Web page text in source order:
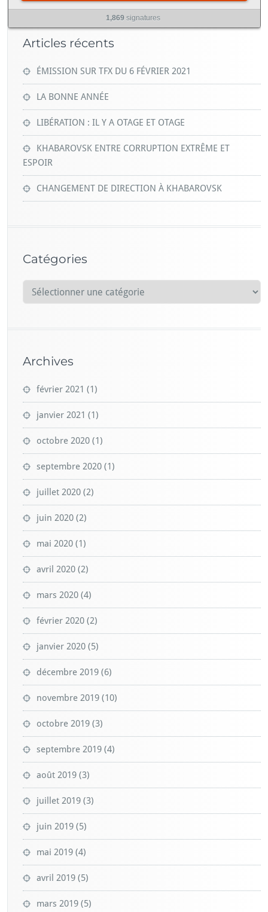
1,869 signatures
Articles récents
ÉMISSION SUR TFX DU 6 FÉVRIER 2021
LA BONNE ANNÉE
LIBÉRATION : IL Y A OTAGE ET OTAGE
KHABAROVSK ENTRE CORRUPTION EXTRÊME ET
ESPOIR
CHANGEMENT DE DIRECTION À KHABAROVSK
Catégories
a
o
i
e
s
Archives
février 2021 (1)
janvier 2021 (1)
octobre 2020 (1)
septembre 2020 (1)
juillet 2020 (2)
juin 2020 (2)
mai 2020 (1)
avril 2020 (2)
mars 2020 (4)
février 2020 (2)
janvier 2020 (5)
décembre 2019 (6)
novembre 2019 (10)
octobre 2019 (3)
septembre 2019 (4)
août 2019 (3)
juillet 2019 (3)
juin 2019 (5)
mai 2019 (4)
avril 2019 (5)
mars 2019 (5)